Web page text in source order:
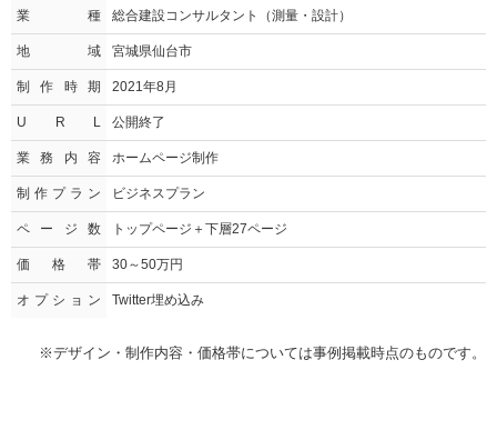
業種 総合建設コンサルタント（測量・設計）
地域 宮城県仙台市
制作時期 2021年8月
U R L 公開終了
業務内容 ホームページ制作
制作プラン ビジネスプラン
ページ数 トップページ＋下層27ページ
価格帯 30～50万円
オプション Twitter埋め込み
※デザイン・制作内容・価格帯については事例掲載時点のものです。